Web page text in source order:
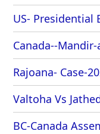
US- Presidential
Canada--
Rajoana- Case-
Valtoha Vs
BC-Canada